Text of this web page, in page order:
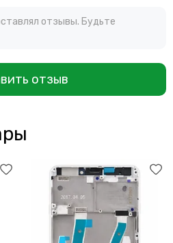
отзывы. Будьте
отзыв